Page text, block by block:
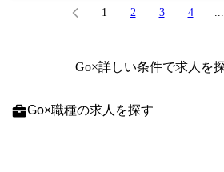
ト向上を行っています。 ・技術勉強会の開催(
ンバーが参加しました。 ・チームビルディ
ェアエンジニアとしての技術力を活かした課
しています。 1.システムのスケール データ量
がら、事業の急成長を技術面から支える根幹
(監視基盤集約・共通基盤整備・基盤簡略化を
担当) プロダクションを守る日常のSREプラクティス 期待役割
いて能動的にPdMやBackendとコミュニケー
チャ選定や開発環境をSRE目線で整備すること 概要 サプライチェーンリ
1 2 3 4 ...
Go×詳しい条件で求人を
Go×職種の求人を探す